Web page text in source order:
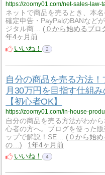
https://zoomy01.com/net-sales-law-
ネットで商品を売るとき、本名
確定申告・PayPalのBANなど
ジタル商…
０から始めるブ
年4ヶ月前
いいね！
2
自分の商品を売る方法
月30万円を目指す仕組
【初心者OK】
https://zoomy01.com/in-house-
自分の商品を売る方法がわか
心者の方へ。ブログを使った
ップで解説！SE…
０から始
の…
1年4ヶ月前
いいね！
4